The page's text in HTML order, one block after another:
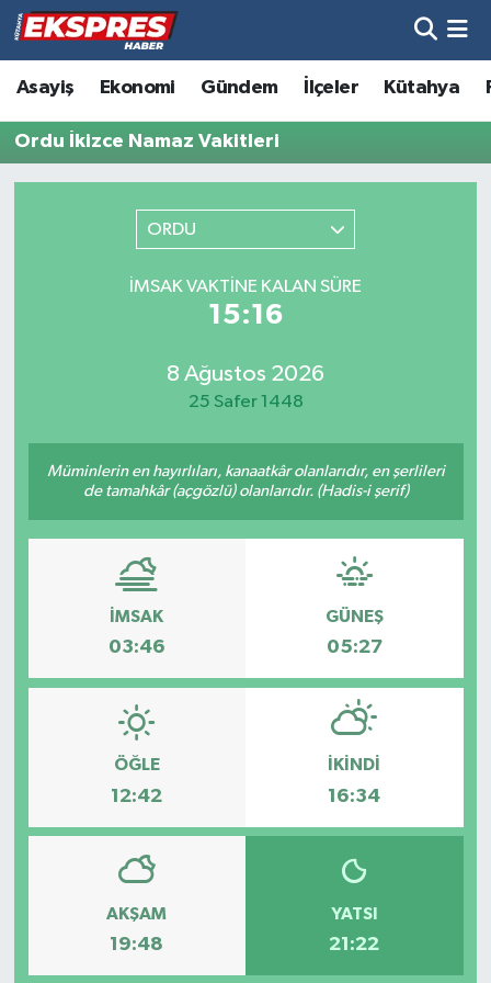
Asayiş Ekonomi Gündem İlçeler Kütahya
Ordu İkizce Namaz Vakitleri
ORDU
İMSAK VAKTINE KALAN SÜRE
15:16
8 Ağustos 2026
25 Safer 1448
Müminlerin en hayırlıları, kanaatkâr olanlarıdır, en şerlileri
de tamahkâr (açgözlü) olanlarıdır. (Hadis-i şerif)
İMSAK
03:46
GÜNEŞ
05:27
ÖĞLE
12:42
İKINDI
16:34
AKŞAM
19:48
YATSI
21:22
Altıntaş
Asayiş
Biyografiler
Çavdarhisar
Dumlupınar
Eğitim
Ekonomi
Foto Galeri
Gündem
Hisarcık
Hava Durumu
Trafik Durumu
Tüm Manşetler
Son Dakika Haberleri